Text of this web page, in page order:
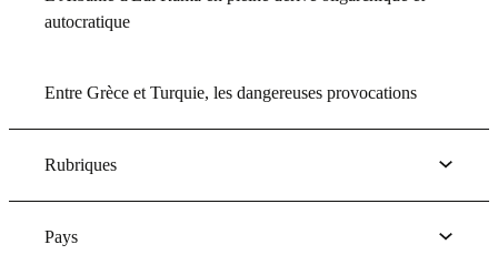
autocratique
Entre Grèce et Turquie, les dangereuses provocations
Rubriques
Pays